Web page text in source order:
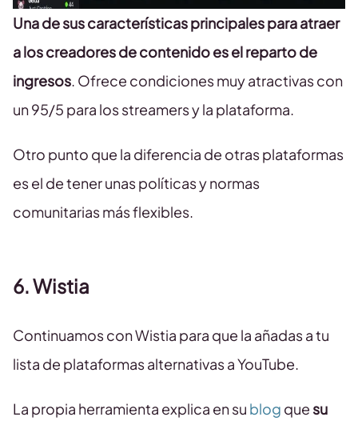
Una de sus características principales para atraer
a los creadores de contenido es el reparto de
ingresos. Ofrece condiciones muy atractivas con
un 95/5 para los streamers y la plataforma.
Otro punto que la diferencia de otras plataformas
es el de tener unas políticas y normas
comunitarias más flexibles.
6. Wistia
Continuamos con Wistia para que la añadas a tu
lista de plataformas alternativas a YouTube.
La propia herramienta explica en su blog que su